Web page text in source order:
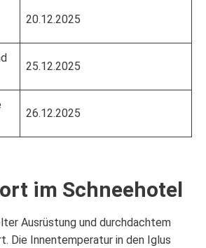
20.12.2025
25.12.2025
26.12.2025
im Schneehotel
Ausrüstung und durchdachtem
Die Innentemperatur in den Iglus